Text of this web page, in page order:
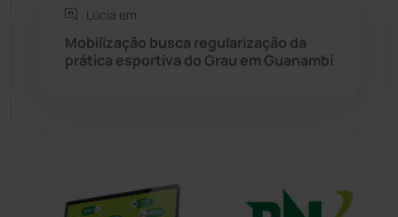
Lúcia em:
Mobilização busca regularização da
prática esportiva do Grau em Guanambi